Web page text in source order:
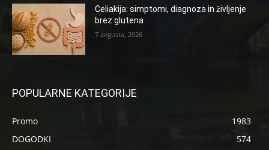
Celiakija: simptomi, diagnoza in življenje
brez glutena
7 avgusta, 2026
POPULARNE KATEGORIJE
Promo
1983
DOGODKI
574